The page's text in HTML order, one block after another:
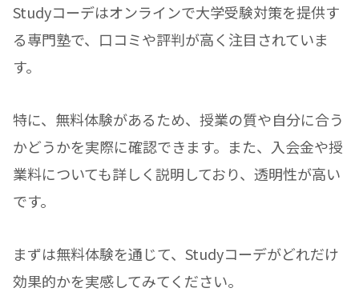
Studyコーデはオンラインで大学受験対策を提供す
る専門塾で、口コミや評判が高く注目されていま
す。
特に、無料体験があるため、授業の質や自分に合う
かどうかを実際に確認できます。また、入会金や授
業料についても詳しく説明しており、透明性が高い
です。
まずは無料体験を通じて、Studyコーデがどれだけ
効果的かを実感してみてください。